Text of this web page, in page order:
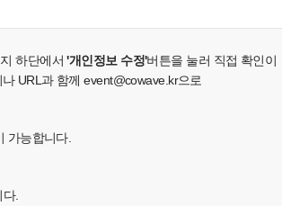
하단에서'개인정보 수정'버튼을 눌러 직접 확인이
URL과 함께 event@cowave.kr으로
가능합니다.
.